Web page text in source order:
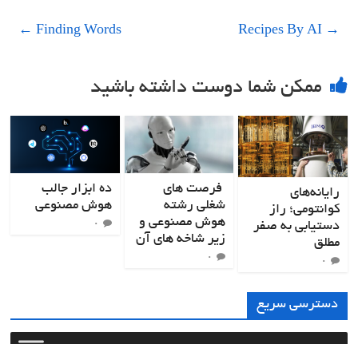
→
Recipes By AI
Finding Words
←
ممکن شما دوست داشته باشید
رایانه‌های
کوانتومی؛ راز
دستیابی به صفر
مطلق
۰
فرصت های
شغلی رشته
هوش مصنوعی و
زیر شاخه های آن
۰
ده ابزار جالب
هوش مصنوعی
۰
دسترسی سریع